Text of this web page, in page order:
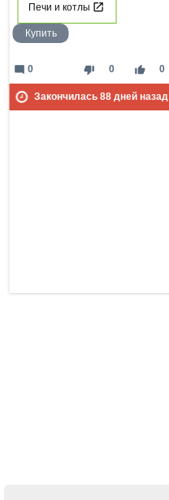
Печи и котлы
Купить
thumb_down 0 thumb_up 0
mode_comment 0
Закончилась 88дней назад